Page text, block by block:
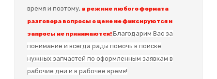
время и поэтому, в режиме любого формата
разговора вопросы о цене не фиксируются и
запросы не принимаются!Благодарим Вас за
понимание и всегда рады помочь в поиске
нужных запчастей по оформленным заявкам в
рабочие дни и в рабочее время!